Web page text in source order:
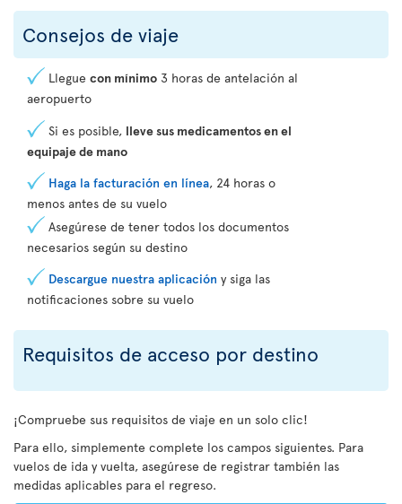
Consejos de viaje
Llegue con mínimo 3 horas de antelación al
aeropuerto
Si es posible, lleve sus medicamentos en el
equipaje de mano
Haga la facturación en línea, 24 horas o
menos antes de su vuelo
Asegúrese de tener todos los documentos
necesarios según su destino
Descargue nuestra aplicación y siga las
notificaciones sobre su vuelo
Requisitos de acceso por destino
¡Compruebe sus requisitos de viaje en un solo clic!
Para ello, simplemente complete los campos siguientes. Para
vuelos de ida y vuelta, asegúrese de registrar también las
medidas aplicables para el regreso.